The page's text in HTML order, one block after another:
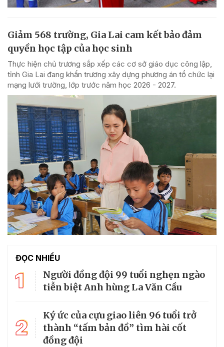
Giảm 568 trường, Gia Lai cam kết bảo đảm
quyền học tập của học sinh
Thực hiện chủ trương sắp xếp các cơ sở giáo dục công lập,
tỉnh Gia Lai đang khẩn trương xây dựng phương án tổ chức lại
mạng lưới trường, lớp trước năm học 2026 - 2027.
ĐỌC NHIỀU
1
Người đồng đội 99 tuổi nghẹn ngào
tiễn biệt Anh hùng La Văn Cầu
2
Ký ức của cựu giao liên 96 tuổi trở
thành “tấm bản đồ” tìm hài cốt
đồng đội